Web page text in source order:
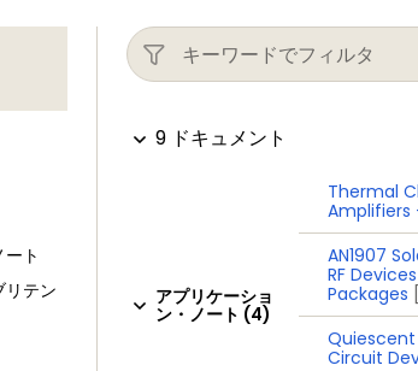
ト
リテン
9 ドキュメント
アプリケーショ
ン・ノート (4)
Thermal
Amplifiers
AN1907
RF
Packages
Circuit